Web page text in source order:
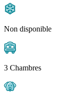
Non disponible
3 Chambres